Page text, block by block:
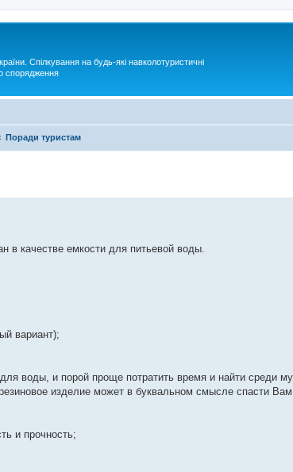
Спілкування на будь-які навколотуристичні
спорядження
Поради туристам
в качестве емкости для питьевой воды.
вариант);
воды, и порой проще потратить время и найти среди
изделие может в буквальном смысле спасти Вам
и прочность;